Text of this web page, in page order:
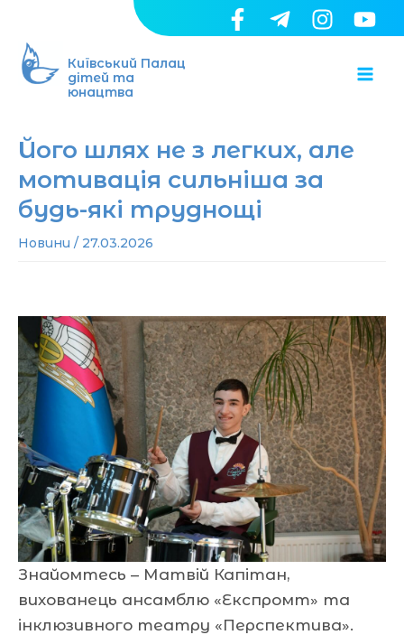
вмісту
Київський Палац
дітей та
юнацтва
Його шлях не з легких, але
мотивація сильніша за
будь-які труднощі
Новини / 27.03.2026
Знайомтесь – Матвій Капітан,
вихованець ансамблю «Експромт» та
інклюзивного театру «Перспектива».